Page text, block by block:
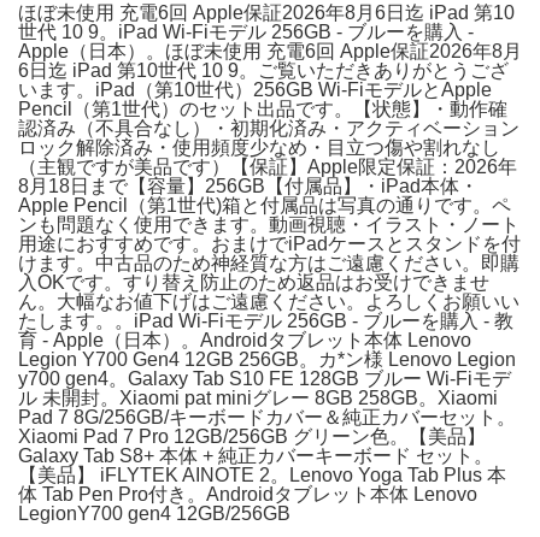
ほぼ未使用 充電6回 Apple保証2026年8月6日迄 iPad 第10
世代 10 9。iPad Wi-Fiモデル 256GB - ブルーを購入 -
Apple（日本）。ほぼ未使用 充電6回 Apple保証2026年8月
6日迄 iPad 第10世代 10 9。ご覧いただきありがとうござ
います。iPad（第10世代）256GB Wi-FiモデルとApple
Pencil（第1世代）のセット出品です。【状態】・動作確
認済み（不具合なし）・初期化済み・アクティベーション
ロック解除済み・使用頻度少なめ・目立つ傷や割れなし
（主観ですが美品です）【保証】Apple限定保証：2026年
8月18日まで【容量】256GB【付属品】・iPad本体・
Apple Pencil（第1世代)箱と付属品は写真の通りです。ペ
ンも問題なく使用できます。動画視聴・イラスト・ノート
用途におすすめです。おまけでiPadケースとスタンドを付
けます。中古品のため神経質な方はご遠慮ください。即購
入OKです。すり替え防止のため返品はお受けできませ
ん。大幅なお値下げはご遠慮ください。よろしくお願いい
たします。。iPad Wi-Fiモデル 256GB - ブルーを購入 - 教
育 - Apple（日本）。Androidタブレット本体 Lenovo
Legion Y700 Gen4 12GB 256GB。カ*ン様 Lenovo Legion
y700 gen4。Galaxy Tab S10 FE 128GB ブルー Wi-Fiモデ
ル 未開封。Xiaomi pat miniグレー 8GB 258GB。Xiaomi
Pad 7 8G/256GB/キーボードカバー＆純正カバーセット。
Xiaomi Pad 7 Pro 12GB/256GB グリーン色。【美品】
Galaxy Tab S8+ 本体 + 純正カバーキーボード セット。
【美品】 iFLYTEK AINOTE 2。Lenovo Yoga Tab Plus 本
体 Tab Pen Pro付き。Androidタブレット本体 Lenovo
LegionY700 gen4 12GB/256GB